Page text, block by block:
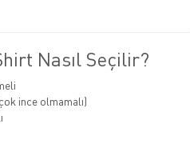
Nasıl Seçilir?
ince olmamalı)